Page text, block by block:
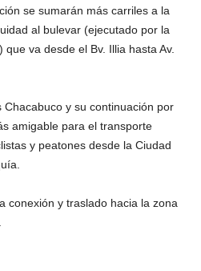
se sumarán más carriles a la
al bulevar (ejecutado por la
va desde el Bv. Illia hasta Av.
y su continuación por
amigable para el transporte
y peatones desde la Ciudad
conexión y traslado hacia la zona